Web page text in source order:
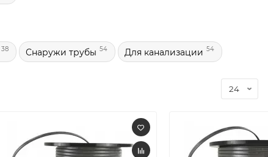
38 Снаружи трубы 54 Для канализации 54